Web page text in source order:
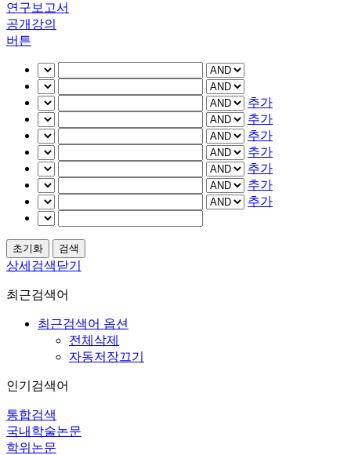
연구보고서
공개강의
버튼
추가
추가
추가
추가
추가
추가
추가
상세검색닫기
최근검색어
최근검색어 옵션
전체삭제
자동저장끄기
인기검색어
통합검색
국내학술논문
학위논문